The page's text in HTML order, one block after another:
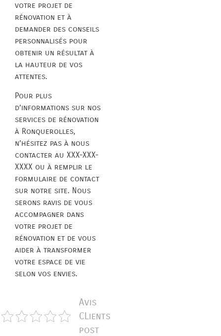
votre projet de
rénovation et à
demander des conseils
personnalisés pour
obtenir un résultat à
la hauteur de vos
attentes.
Pour plus
d’informations sur nos
services de rénovation
à Ronquerolles,
n’hésitez pas à nous
contacter au XXX-XXX-
XXXX ou à remplir le
formulaire de contact
sur notre site. Nous
serons ravis de vous
accompagner dans
votre projet de
rénovation et de vous
aider à transformer
votre espace de vie
selon vos envies.
Avis
CLients
post